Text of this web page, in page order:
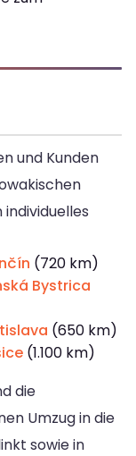
und Kunden
(720 km)
Bystrica
(650 km)
(1.100 km)
die
Umzug in die
sowie in